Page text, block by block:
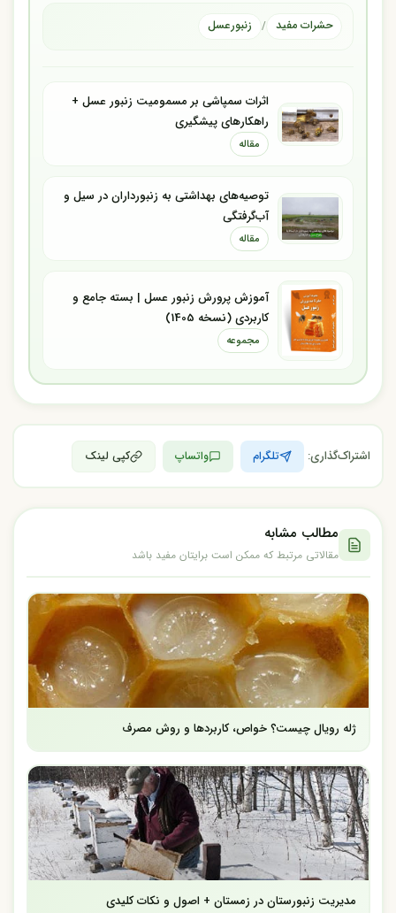
حشرات مفید / زنبور‌عسل
اثرات سمپاشی بر مسمومیت زنبور عسل +
راهکارهای پیشگیری
مقاله
توصیه‌های بهداشتی به زنبورداران در سیل و
آب‌گرفتگی
مقاله
آموزش پرورش زنبور عسل | بسته جامع و
کاربردی (نسخه 1405)
مجموعه
اشتراک‌گذاری: تلگرام واتساپ کپی لینک
مطالب مشابه
مقالاتی مرتبط که ممکن است برایتان مفید باشد
ژله رویال چیست؟ خواص، کاربردها و روش مصرف
مدیریت زنبورستان در زمستان + اصول و نکات کلیدی